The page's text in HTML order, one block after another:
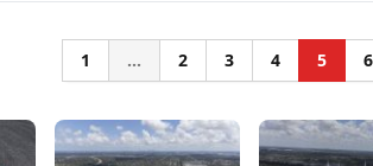
1 ... 2 3 4 5 6